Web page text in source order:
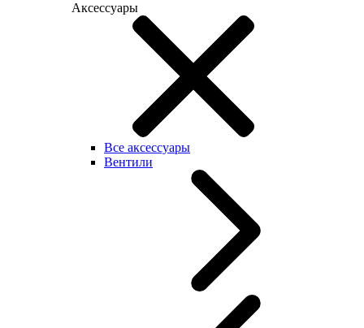
Аксессуары
Все аксессуары
Вентили